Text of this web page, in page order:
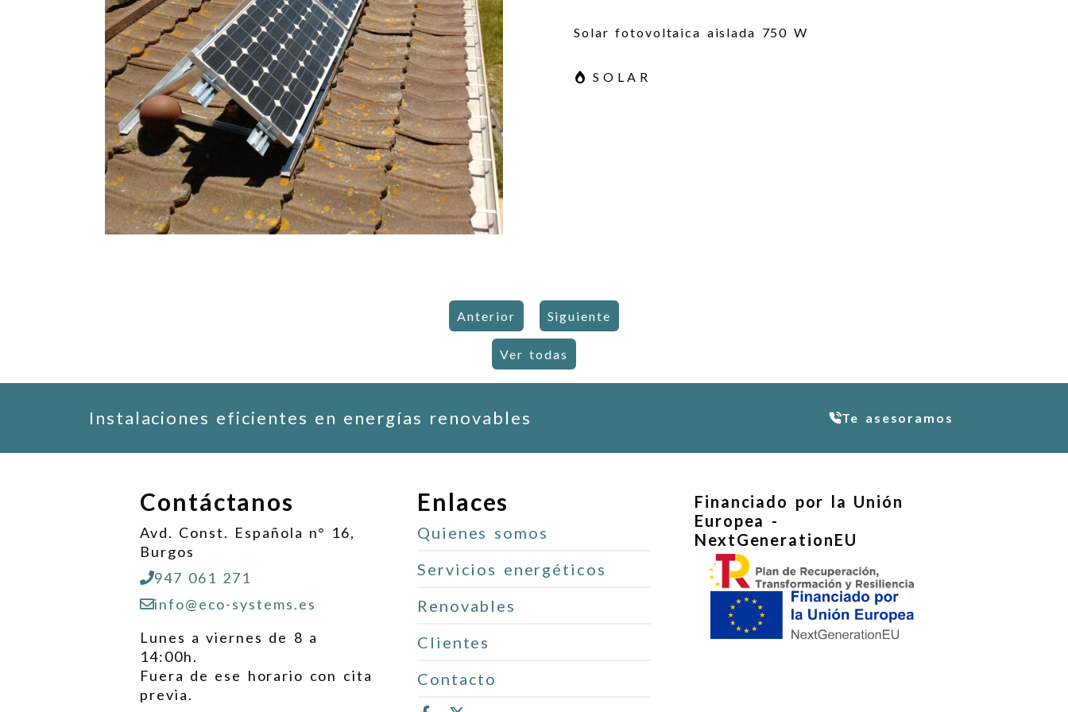
Solar fotovoltaica aislada 750 W
SOLAR
Anterior Siguiente
Ver todas
Instalaciones eficientes en energías renovables Te asesoramos
Contáctanos
Avd. Const. Española n° 16,
Burgos
947 061 271
info@eco-systems.es
Lunes a viernes de 8 a
14:00h.
Fuera de ese horario con cita
previa.
Enlaces
Quienes somos
Servicios energéticos
Renovables
Clientes
Contacto
Financiado por la Unión
Europea -
NextGenerationEU